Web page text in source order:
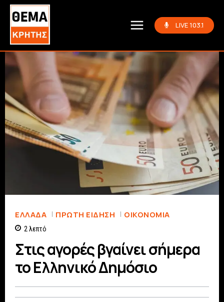
LIVE 103.1
ΕΛΛΆΔΑ ΠΡΏΤΗ ΕΊΔΗΣΗ ΟΙΚΟΝΟΜΊΑ
2 λεπτό
Στις αγορές βγαίνει σήμερα
το Ελληνικό Δημόσιο